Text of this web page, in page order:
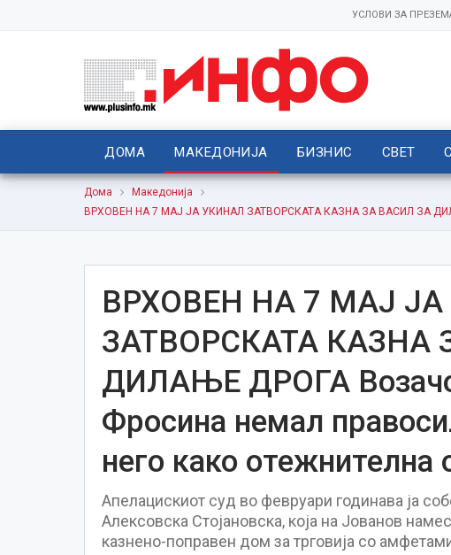
УСЛОВИ ЗА
ДОМА МАКЕДОНИЈА БИЗНИС СВЕТ
Дома
Македонија
ВРХОВЕН НА 7 МАЈ ЈА УКИНАЛ ЗАТВОРСКАТА КАЗНА ЗА ВАСИЛ ЗА
ВРХОВЕН НА 7 МАЈ
ЗАТВОРСКАТА КАЗНА
ДИЛАЊЕ ДРОГА
Фросина немал
него како отежнителна
Апелацискиот суд во февруари годинава ја
Алексовска Стојановска, која на Јованов
казнено-поправен дом за трговија со